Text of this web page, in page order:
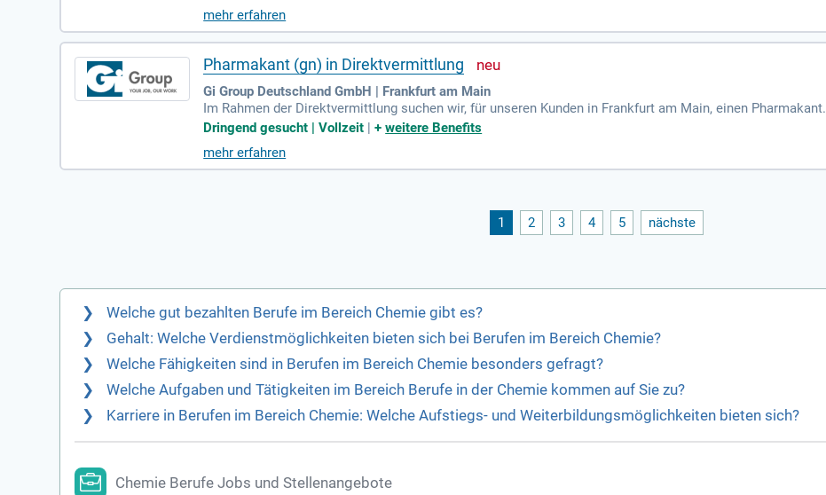
mehr erfahren
Pharmakant (gn) in Direktvermittlung
Gi Group Deutschland GmbH | Frankfurt am Main
Im Rahmen der Direktvermittlung suchen wir, für unseren Kunden in Frankfurt am Main, einen Pharmakant.
Dringend gesucht | Vollzeit |+weitere Benefits
mehr erfahren
1 2 3 4 5 nächste
Welche gut bezahlten Berufe im Bereich Chemie gibt es?
Gehalt: Welche Verdienstmöglichkeiten bieten sich bei Berufen im Bereich Chemie?
Welche Fähigkeiten sind in Berufen im Bereich Chemie besonders gefragt?
Welche Aufgaben und Tätigkeiten im Bereich Berufe in der Chemie kommen auf Sie zu?
Karriere in Berufen im Bereich Chemie: Welche Aufstiegs- und Weiterbildungsmöglichkeiten bieten sich?
Chemie Berufe Jobs und Stellenangebote